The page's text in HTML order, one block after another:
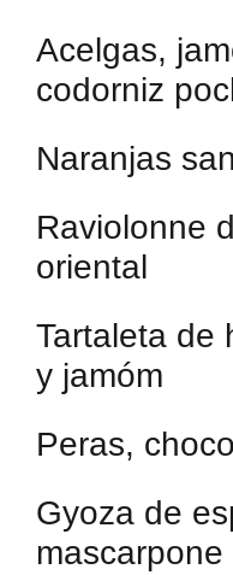
Acelgas,
codorniz
Naranjas
Raviolonne
oriental
Tartaleta de
y jamóm
Peras,
Gyoza de
mascarpone